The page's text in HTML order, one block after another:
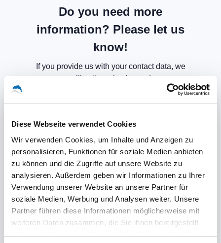
Diese Webseite verwendet Cookies
Wir verwenden Cookies, um Inhalte und Anzeigen zu
personalisieren, Funktionen für soziale Medien anbieten
zu können und die Zugriffe auf unsere Website zu
analysieren. Außerdem geben wir Informationen zu Ihrer
Verwendung unserer Website an unsere Partner für
soziale Medien, Werbung und Analysen weiter. Unsere
Partner führen diese Informationen möglicherweise mit
weiteren Daten zusammen, die Sie ihnen bereitgestellt
haben oder die sie im Rahmen Ihrer Nutzung der Dienste
Do you need more
information? Please let us
know!
If you provide us with your contact data, we
will call you back soon!
By submiting the form, you accept our
privacy policy.